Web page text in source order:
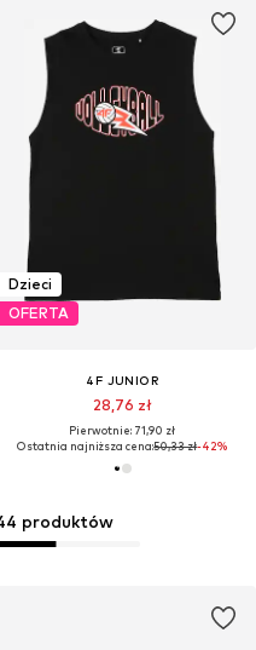
produktów
Dzieci
OFERTA
4F JUNIOR
28,76 zł
Pierwotnie: 71,90 zł
Ostatnia najniższa cena:50,33 zł-42%